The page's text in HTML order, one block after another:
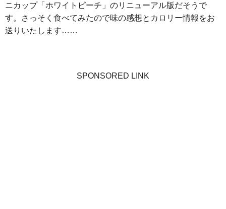
ニカップ「ホワイトピーチ」のリニューアル版だそうで
す。さっそく食べてみたので味の感想とカロリー情報をお
送りいたします……
SPONSORED LINK